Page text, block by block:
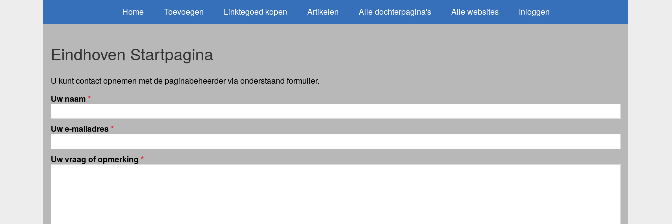
Home Toevoegen Linktegoed kopen Artikelen Alle dochterpagina's Alle websites Inloggen
Eindhoven Startpagina
U kunt contact opnemen met de paginabeheerder via onderstaand formulier.
Uw naam*
Uw e-mailadres*
Uw vraag of opmerking *